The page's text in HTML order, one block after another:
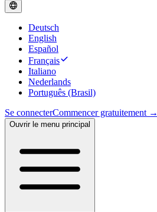
Deutsch
English
Español
Français
Italiano
Nederlands
Português (Brasil)
Se connecterCommencer gratuitement →
Ouvrir le menu principal